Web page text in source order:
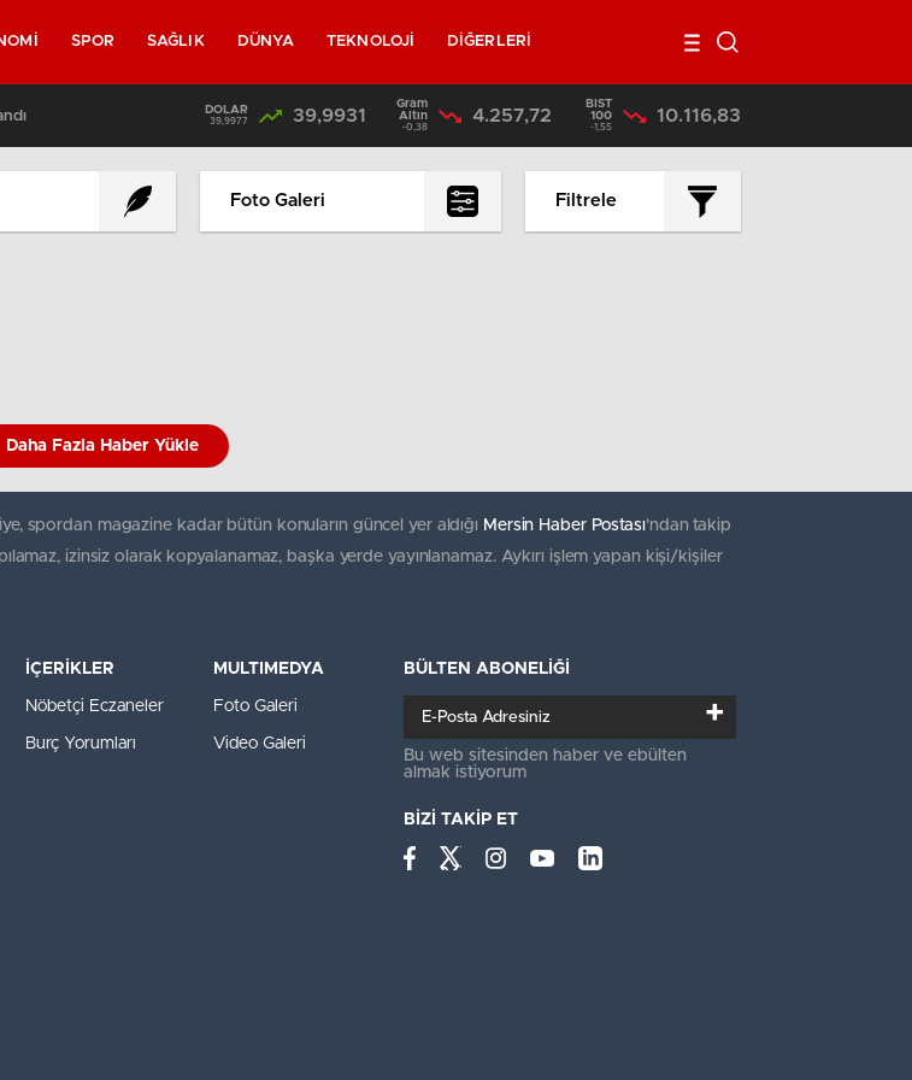
SPOR SAĞLIK DÜNYA TEKNOLOJİ DİĞERLERİ
17:36 / Mersin’de Uyuşturucu Satıcılarına Operasyon 3 Tutuklama
DOLAR
39,9977 39,9931
Gram
Altın
-0,38
4.257,72
BIST
100
-1,55
10.116,83
Foto Galeri Filtrele
Daha Fazla Haber Yükle
spordan magazine kadar bütün konuların güncel yer aldığı Mersin Haber Postası'ndan takip
izinsiz olarak kopyalanamaz, başka yerde yayınlanamaz. Aykırı işlem yapan kişi/kişiler
İÇERİKLER
Nöbetçi Eczaneler
Burç Yorumları
MULTIMEDYA
Foto Galeri
Video Galeri
BÜLTEN ABONELİĞİ
+
Bu web sitesinden haber ve ebülten
almak istiyorum
BİZİ TAKİP ET